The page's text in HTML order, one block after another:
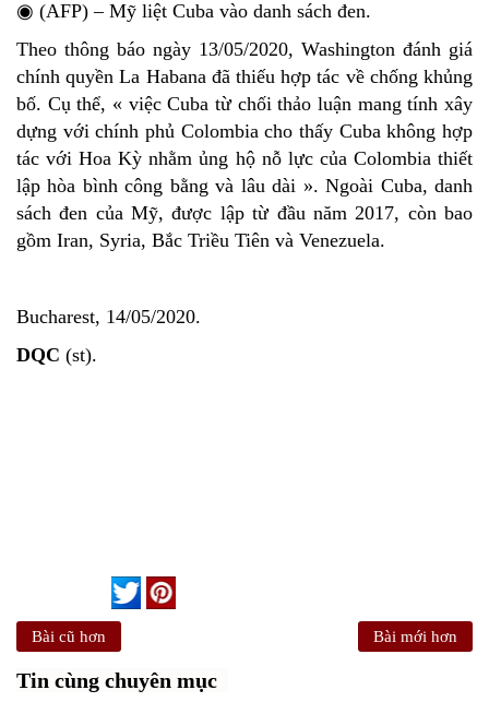
◉ (AFP) – Mỹ liệt Cuba vào danh sách đen.
Theo thông báo ngày 13/05/2020, Washington đánh giá
chính quyền La Habana đã thiếu hợp tác về chống khủng
bố. Cụ thể, « việc Cuba từ chối thảo luận mang tính xây
dựng với chính phủ Colombia cho thấy Cuba không hợp
tác với Hoa Kỳ nhằm ủng hộ nỗ lực của Colombia thiết
lập hòa bình công bằng và lâu dài ». Ngoài Cuba, danh
sách đen của Mỹ, được lập từ đầu năm 2017, còn bao
gồm Iran, Syria, Bắc Triều Tiên và Venezuela.
Bucharest, 14/05/2020.
DQC (st).
Bài cũ hơn Bài mới hơn
Tin cùng chuyên mục